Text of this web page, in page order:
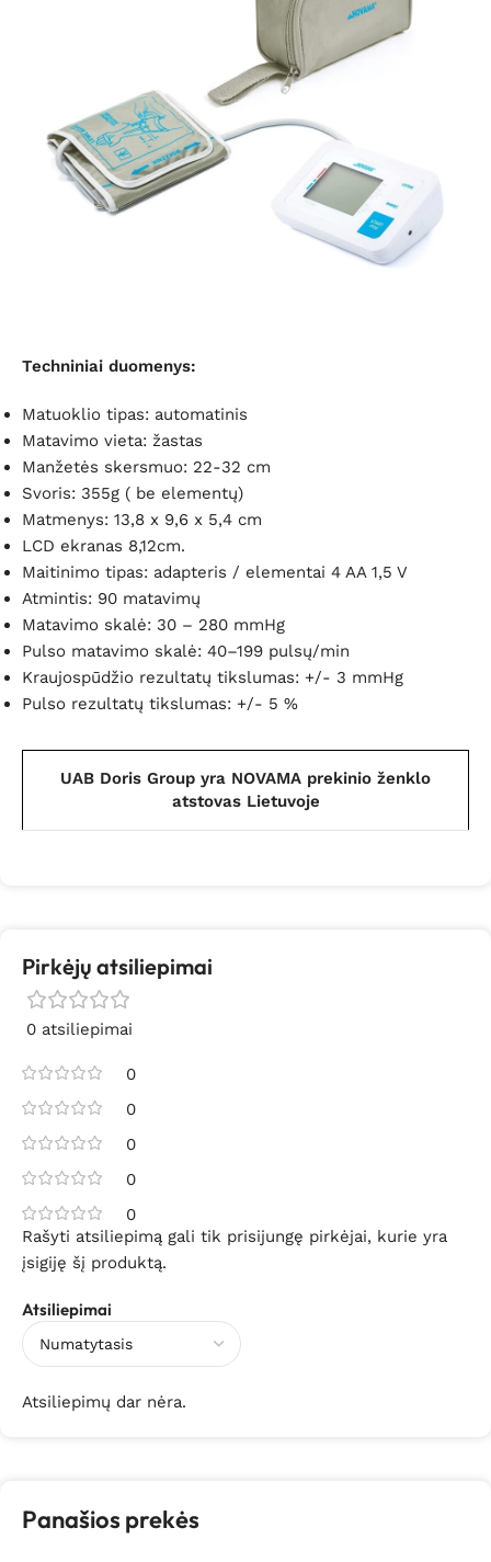
Techniniai duomenys:
Matuoklio tipas: automatinis
Matavimo vieta: žastas
Manžetės skersmuo: 22-32 cm
Svoris: 355g ( be elementų)
Matmenys: 13,8 x 9,6 x 5,4 cm
LCD ekranas 8,12cm.
Maitinimo tipas: adapteris / elementai 4 AA 1,5 V
Atmintis: 90 matavimų
Matavimo skalė: 30 – 280 mmHg
Pulso matavimo skalė: 40–199 pulsų/min
Kraujospūdžio rezultatų tikslumas: +/- 3 mmHg
Pulso rezultatų tikslumas: +/- 5 %
UAB Doris Group yra NOVAMA prekinio ženklo
atstovas Lietuvoje
Pirkėjų atsiliepimai
0 atsiliepimai
0
0
0
0
0
Atsiliepimai
Atsiliepimų dar nėra.
Rašyti atsiliepimą gali tik prisijungę pirkėjai, kurie yra
įsigiję šį produktą.
Panašios prekės